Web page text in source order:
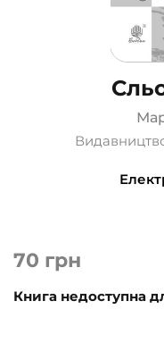
70 грн
Книга недоступна